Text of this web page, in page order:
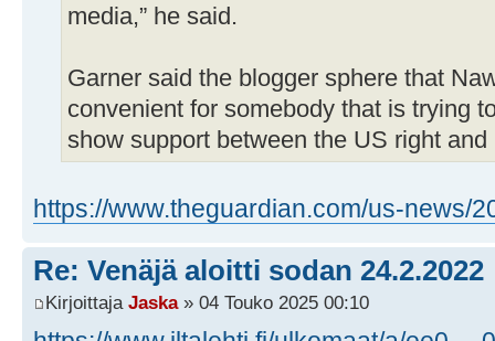
media,” he said.
Garner said the blogger sphere that
convenient for somebody that is trying
show support between the US right and
https://www.theguardian.com/us-news/
Re: Venäjä aloitti sodan 24.2.2022
Kirjoittaja Jaska» 04 Touko 2025 00:10